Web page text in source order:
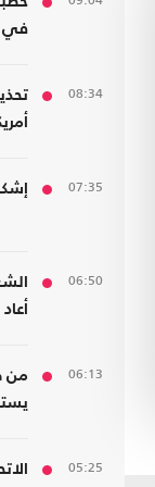
في
08:34
07:35
06:50
06:13
من
05:25